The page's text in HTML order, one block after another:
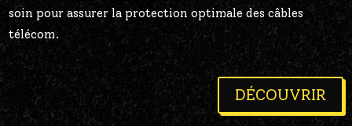
soin pour assurer la protection optimale des câbles
télécom.
DÉCOUVRIR